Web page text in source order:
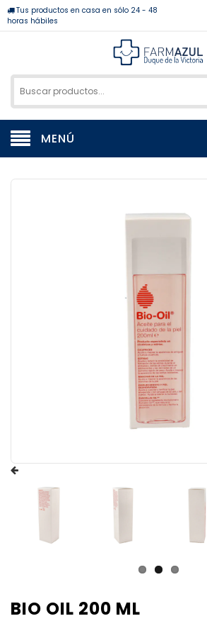
Tus productos en casa en sólo 24 - 48
horas hábiles
MENÚ
BIO OIL 200 ML